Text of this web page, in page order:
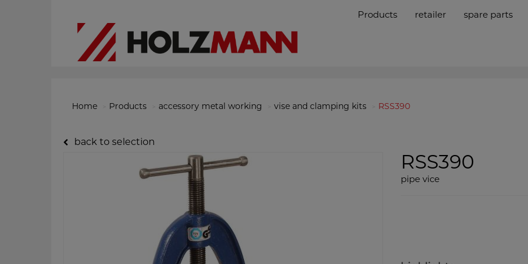
Products retailer spare parts
Home Products accessory metal working vise and clamping kits RSS390
back to selection
RSS390
pipe vice